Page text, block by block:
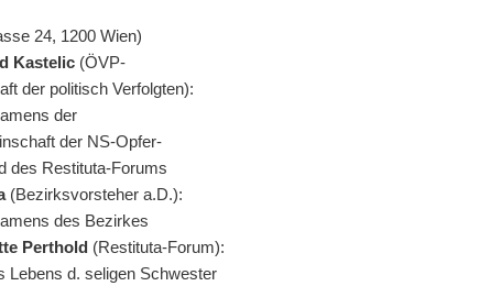
24, 1200 Wien)
Kastelic (ÖVP-
der politisch Verfolgten):
der
der NS-Opfer-
des Restituta-Forums
(Bezirksvorsteher a.D.):
des Bezirkes
Perthold (Restituta-Forum):
Lebens d. seligen Schwester